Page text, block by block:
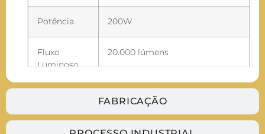
FABRICAÇÃO
Potência 200W
Fluxo
Luminoso
20.000 lúmens
120° (ampla cobertura
luminosa)